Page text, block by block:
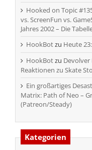
Hooked on Topic
vs. ScreenFun vs.
Jahres 2002 – Die
HookBotzu Heute
HookBotzu Devolver
Reaktionen zu Skate
Ein großartiges
Matrix: Path of Neo –
(Patreon/Steady)
Kategorien